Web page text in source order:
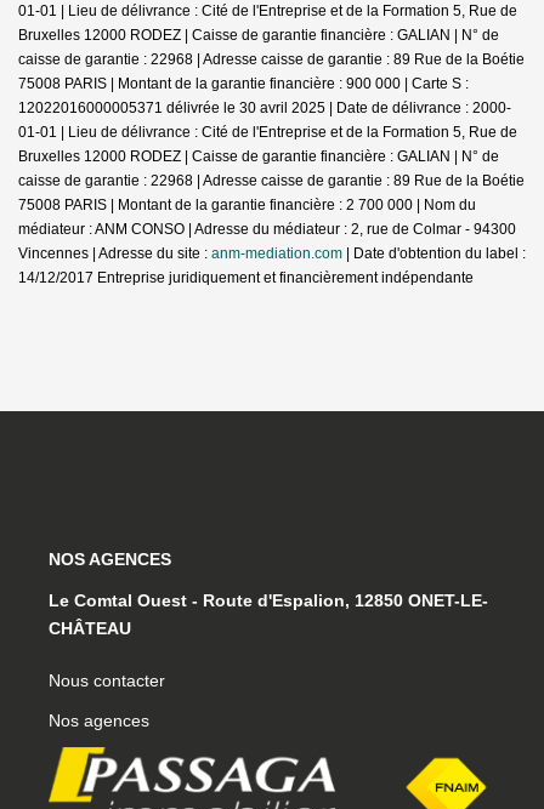
01-01 | Lieu de délivrance : Cité de l'Entreprise et de la Formation 5, Rue de
Bruxelles 12000 RODEZ | Caisse de garantie financière : GALIAN | N° de
caisse de garantie : 22968 | Adresse caisse de garantie : 89 Rue de la Boétie
75008 PARIS | Montant de la garantie financière : 900 000 | Carte S :
12022016000005371 délivrée le 30 avril 2025 | Date de délivrance : 2000-
01-01 | Lieu de délivrance : Cité de l'Entreprise et de la Formation 5, Rue de
Bruxelles 12000 RODEZ | Caisse de garantie financière : GALIAN | N° de
caisse de garantie : 22968 | Adresse caisse de garantie : 89 Rue de la Boétie
75008 PARIS | Montant de la garantie financière : 2 700 000 | Nom du
médiateur : ANM CONSO | Adresse du médiateur : 2, rue de Colmar - 94300
Vincennes | Adresse du site : anm-mediation.com | Date d'obtention du label :
14/12/2017 Entreprise juridiquement et financièrement indépendante
NOS AGENCES
Le Comtal Ouest - Route d'Espalion, 12850 ONET-LE-
CHÂTEAU
Nous contacter
Nos agences